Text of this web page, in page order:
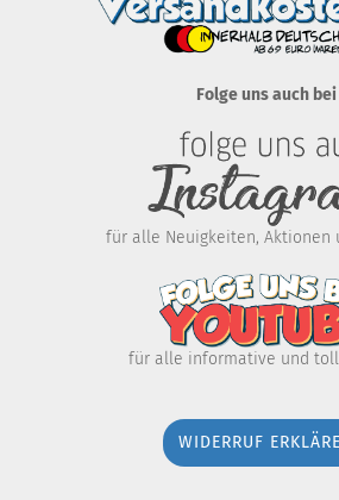
Folge uns auch bei
für alle Neuigkeiten, Aktionen
für alle informative und
WIDERRUF